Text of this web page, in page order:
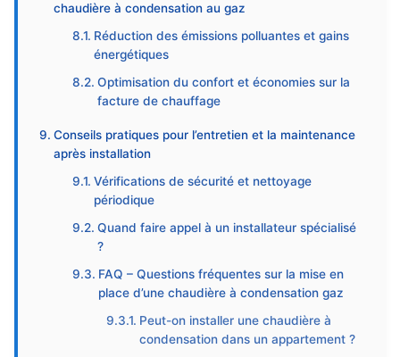
chaudière à condensation au gaz
Réduction des émissions polluantes et gains
énergétiques
Optimisation du confort et économies sur la
facture de chauffage
Conseils pratiques pour l’entretien et la maintenance
après installation
Vérifications de sécurité et nettoyage
périodique
Quand faire appel à un installateur spécialisé
?
FAQ – Questions fréquentes sur la mise en
place d’une chaudière à condensation gaz
Peut-on installer une chaudière à
condensation dans un appartement ?